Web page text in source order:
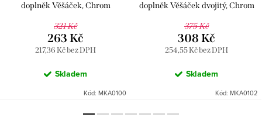
doplněk Věšáček, Chrom
321 Kč
217,36 Kč bez DPH
263 Kč
Skladem
Kód: MKA0100
doplněk Věšáček dvojitý, Chrom
375 Kč
254,55 Kč bez DPH
308 Kč
Skladem
Kód: MKA0102